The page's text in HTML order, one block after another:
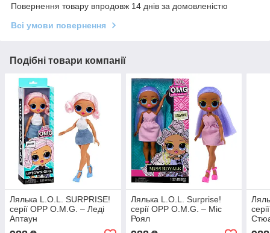
Повернення товару впродовж 14 днів за домовленістю
Всі умови повернення
Подібні товари компанії
Лялька L.O.L. SURPRISE!
серії OPP O.M.G. – Леді
Аптаун
Лялька L.O.L. Surprise!
серії OPP O.M.G. – Міс
Роял